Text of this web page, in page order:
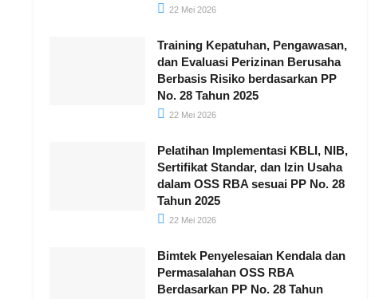
22 Mei 2026
Training Kepatuhan, Pengawasan,
dan Evaluasi Perizinan Berusaha
Berbasis Risiko berdasarkan PP
No. 28 Tahun 2025
22 Mei 2026
Pelatihan Implementasi KBLI, NIB,
Sertifikat Standar, dan Izin Usaha
dalam OSS RBA sesuai PP No. 28
Tahun 2025
22 Mei 2026
Bimtek Penyelesaian Kendala dan
Permasalahan OSS RBA
Berdasarkan PP No. 28 Tahun